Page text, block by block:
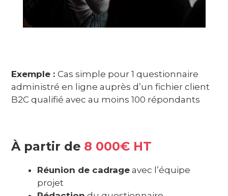
Exemple :Cas simple pour 1 questionnaire
administré en ligne auprès d’un fichier client
B2C qualifié avec au moins 100 répondants
À partir de 8 000€ HT
Réunion de cadrage avec l’équipe
projet